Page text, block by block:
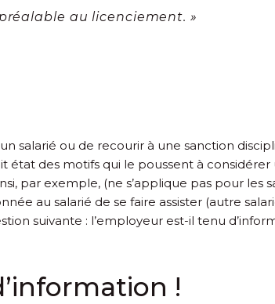
au licenciement. »
salarié ou de recourir à une sanction
état des motifs qui le poussent à
par exemple, (ne s’applique pas pour
au salarié de se faire assister (autre
suivante : l’employeur est-il tenu
!